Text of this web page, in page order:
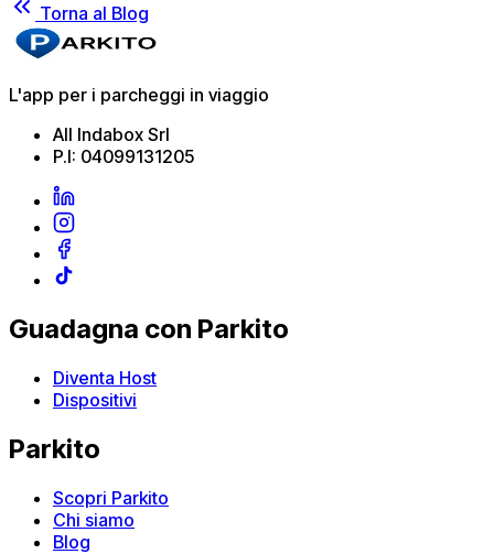
Torna al Blog
L'app per i parcheggi in viaggio
All Indabox Srl
P.I: 04099131205
Guadagna con Parkito
Diventa Host
Dispositivi
Parkito
Scopri Parkito
Chi siamo
Blog